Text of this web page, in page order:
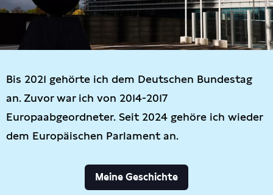
Bis 2021 gehörte ich dem Deutschen Bundestag
an. Zuvor war ich von 2014-2017
Europaabgeordneter. Seit 2024 gehöre ich wieder
dem Europäischen Parlament an.
Meine Geschichte